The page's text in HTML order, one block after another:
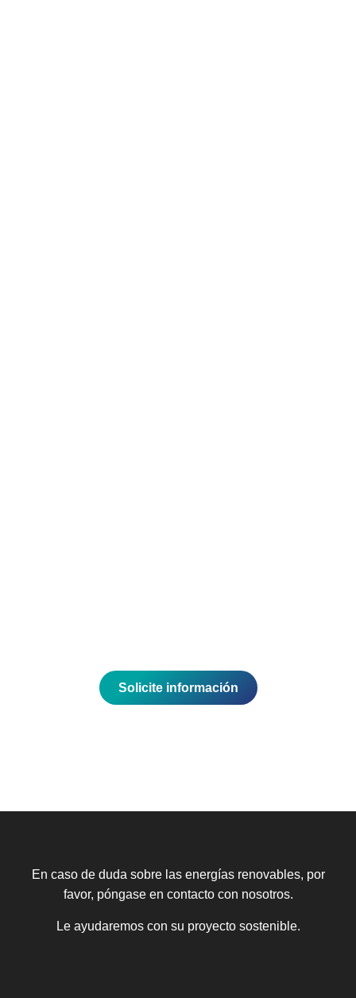
Solicite información
En caso de duda sobre las energías renovables, por
favor, póngase en contacto con nosotros.
Le ayudaremos con su proyecto sostenible.